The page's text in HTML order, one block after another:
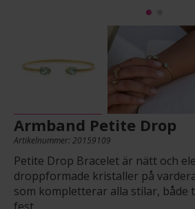
Armband Petite Drop
Artikelnummer: 20159109
Petite Drop Bracelet är nätt och
droppformade kristaller på
som kompletterar alla stilar, både